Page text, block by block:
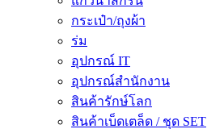
กระเป๋า/ถุงผ้า
ร่ม
อุปกรณ์ IT
อุปกรณ์สำนักงาน
สินค้ารักษ์โลก
สินค้าเบ็ดเตล็ด / ชุด SET